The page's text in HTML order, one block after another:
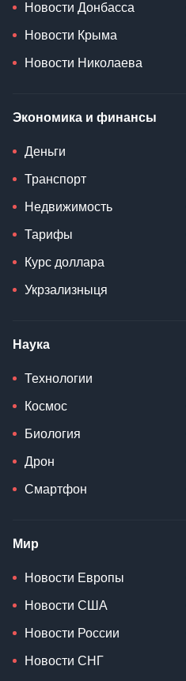
Новости Донбасса
Новости Крыма
Новости Николаева
Экономика и финансы
Деньги
Транспорт
Недвижимость
Тарифы
Курс доллара
Укрзализныця
Наука
Технологии
Космос
Биология
Дрон
Смартфон
Мир
Новости Европы
Новости США
Новости России
Новости СНГ